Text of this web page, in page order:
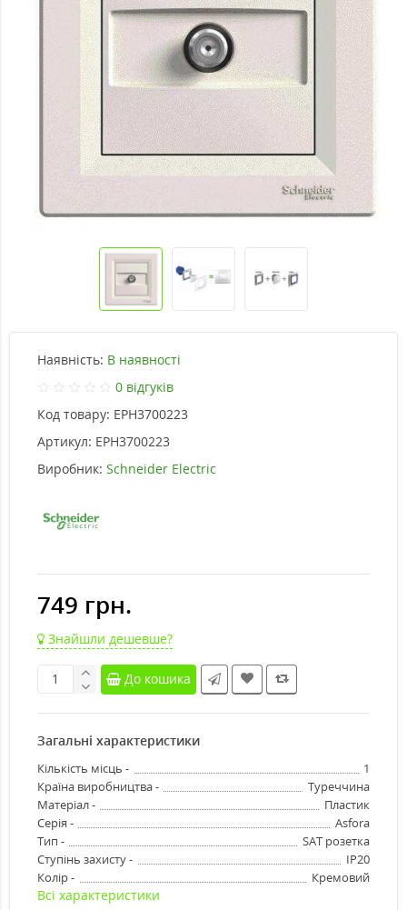
Наявність: В наявності
0 відгуків
Код товару: EPH3700223
Артикул: EPH3700223
Виробник: Schneider Electric
749 грн.
Знайшли дешевше?
До кошика
Загальні характеристики
Кількість місць -
1
Країна виробництва -
Туреччина
Матеріал -
Пластик
Серія -
Asfora
Тип -
SAT розетка
Ступінь захисту -
IP20
Колір -
Кремовий
Всі характеристики